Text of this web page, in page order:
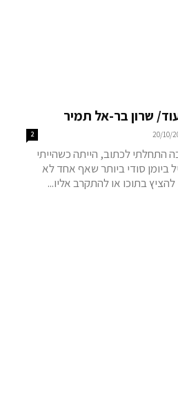
שרון בר-אל תמיר
20/10/
2
התחלתי לכתוב, הייתה כשהייתי
ביומן סודי ביותר שאף אחד לא
בתוכו או להתקרב אליו...